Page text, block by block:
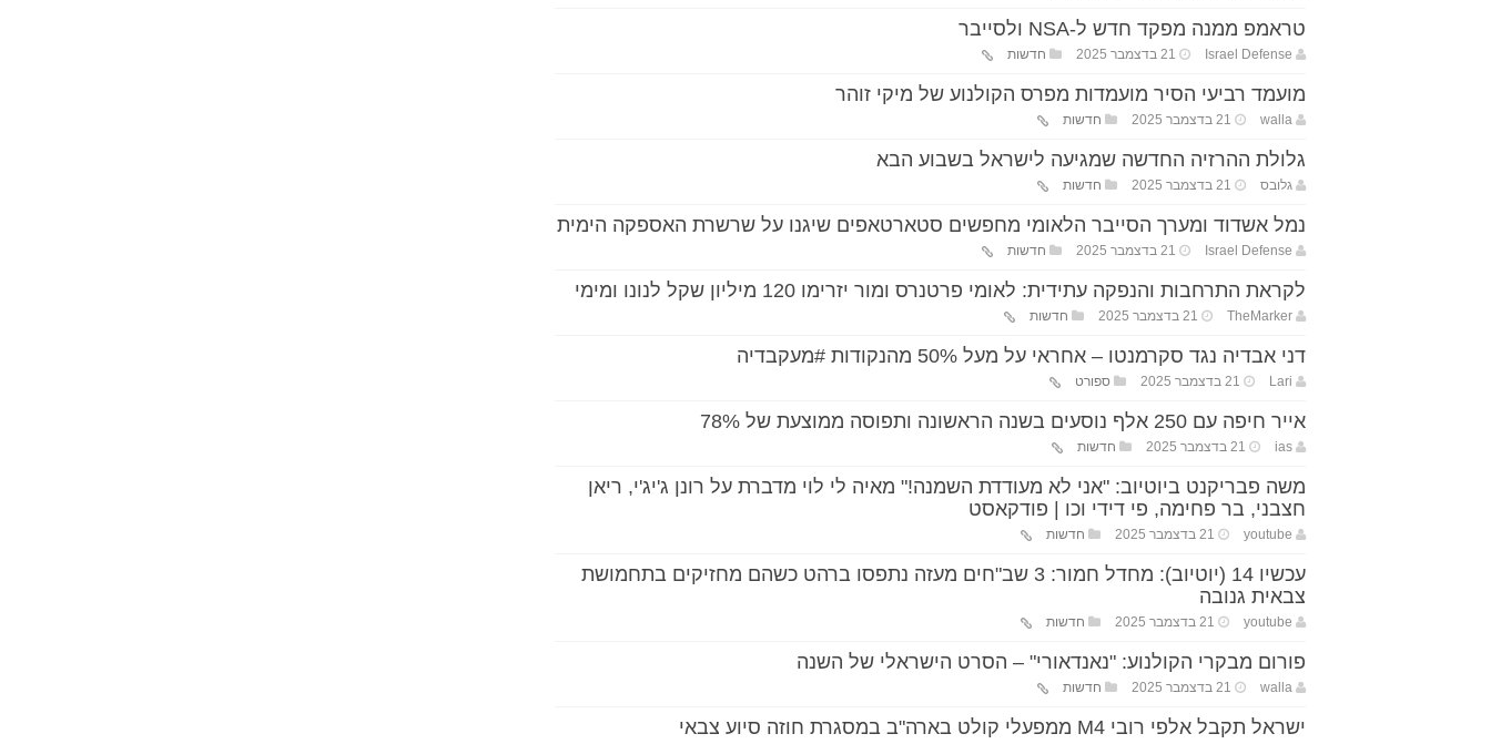
טראמפ ממנה מפקד חדש ל-NSA ולסייבר
Israel Defense 21 בדצמבר 2025 חדשות
מועמד רביעי הסיר מועמדות מפרס הקולנוע של מיקי זוהר
walla 21 בדצמבר 2025 חדשות
גלולת ההרזיה החדשה שמגיעה לישראל בשבוע הבא
גלובס 21 בדצמבר 2025 חדשות
נמל אשדוד ומערך הסייבר הלאומי מחפשים סטארטאפים שיגנו על שרשרת האספקה הימית
Israel Defense 21 בדצמבר 2025 חדשות
לקראת התרחבות והנפקה עתידית: לאומי פרטנרס ומור יזרימו 120 מיליון שקל לנונו ומימי
TheMarker 21 בדצמבר 2025 חדשות
דני אבדיה נגד סקרמנטו – אחראי על מעל 50% מהנקודות #מעקבדיה
Lari 21 בדצמבר 2025 ספורט
אייר חיפה עם 250 אלף נוסעים בשנה הראשונה ותפוסה ממוצעת של 78%
ias 21 בדצמבר 2025 חדשות
משה פבריקנט ביוטיוב: "אני לא מעודדת השמנה!" מאיה לי לוי מדברת על רונן ג'יג'י, ריאן
חצבני, בר פחימה, פי דידי וכו | פודקאסט
youtube 21 בדצמבר 2025 חדשות
עכשיו 14 (יוטיוב): מחדל חמור: 3 שב"חים מעזה נתפסו ברהט כשהם מחזיקים בתחמושת
צבאית גנובה
youtube 21 בדצמבר 2025 חדשות
פורום מבקרי הקולנוע: "נאנדאורי" – הסרט הישראלי של השנה
walla 21 בדצמבר 2025 חדשות
ישראל תקבל אלפי רובי M4 ממפעלי קולט בארה"ב במסגרת חוזה סיוע צבאי